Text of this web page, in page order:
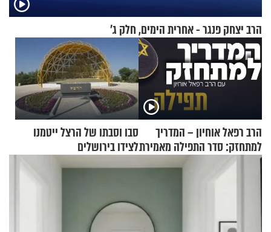
הרב יצחק פנגר - אחרית הימים, חלק ג’
הרב רפאל אוחיון – המדריך
למתחזק: סדר התפילה מאמירת
הקורבנות ועד קריאת שמע
סבו וסבתו של הרצל ייטמנו
לצידו בירושלים